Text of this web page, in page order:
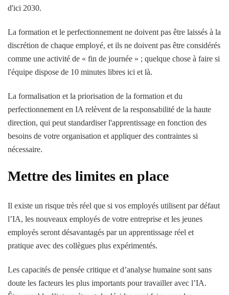
d'ici 2030.
La formation et le perfectionnement ne doivent pas être laissés à la
discrétion de chaque employé, et ils ne doivent pas être considérés
comme une activité de « fin de journée » ; quelque chose à faire si
l'équipe dispose de 10 minutes libres ici et là.
La formalisation et la priorisation de la formation et du
perfectionnement en IA relèvent de la responsabilité de la haute
direction, qui peut standardiser l'apprentissage en fonction des
besoins de votre organisation et appliquer des contraintes si
nécessaire.
Mettre des limites en place
Il existe un risque très réel que si vos employés utilisent par défaut
l’IA, les nouveaux employés de votre entreprise et les jeunes
employés seront désavantagés par un apprentissage réel et
pratique avec des collègues plus expérimentés.
Les capacités de pensée critique et d’analyse humaine sont sans
doute les facteurs les plus importants pour travailler avec l’IA.